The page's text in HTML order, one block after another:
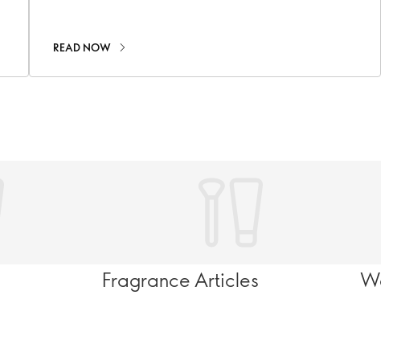
READ NOW
Fragrance Articles